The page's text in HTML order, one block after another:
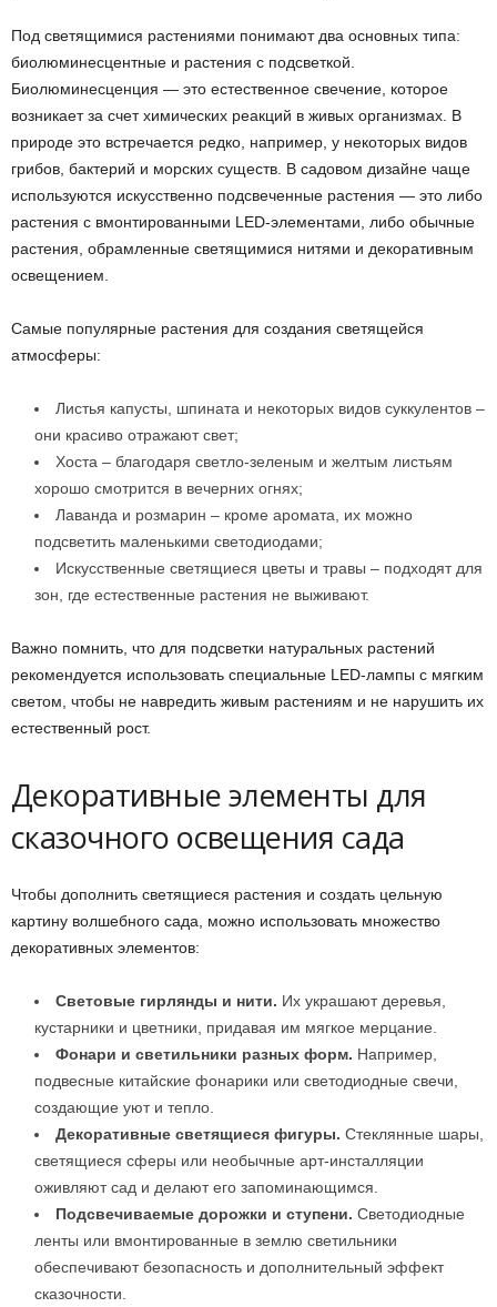
Под светящимися растениями понимают два основных типа:
биолюминесцентные и растения с подсветкой.
Биолюминесценция — это естественное свечение, которое
возникает за счет химических реакций в живых организмах. В
природе это встречается редко, например, у некоторых видов
грибов, бактерий и морских существ. В садовом дизайне чаще
используются искусственно подсвеченные растения — это либо
растения с вмонтированными LED-элементами, либо обычные
растения, обрамленные светящимися нитями и декоративным
освещением.
Самые популярные растения для создания светящейся
атмосферы:
Листья капусты, шпината и некоторых видов суккулентов –
они красиво отражают свет;
Хоста – благодаря светло-зеленым и желтым листьям
хорошо смотрится в вечерних огнях;
Лаванда и розмарин – кроме аромата, их можно
подсветить маленькими светодиодами;
Искусственные светящиеся цветы и травы – подходят для
зон, где естественные растения не выживают.
Важно помнить, что для подсветки натуральных растений
рекомендуется использовать специальные LED-лампы с мягким
светом, чтобы не навредить живым растениям и не нарушить их
естественный рост.
Декоративные элементы для
сказочного освещения сада
Чтобы дополнить светящиеся растения и создать цельную
картину волшебного сада, можно использовать множество
декоративных элементов:
Световые гирлянды и нити. Их украшают деревья,
кустарники и цветники, придавая им мягкое мерцание.
Фонари и светильники разных форм. Например,
подвесные китайские фонарики или светодиодные свечи,
создающие уют и тепло.
Декоративные светящиеся фигуры. Стеклянные шары,
светящиеся сферы или необычные арт-инсталляции
оживляют сад и делают его запоминающимся.
Подсвечиваемые дорожки и ступени. Светодиодные
ленты или вмонтированные в землю светильники
обеспечивают безопасность и дополнительный эффект
сказочности.